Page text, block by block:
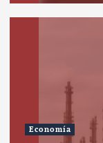
Economía